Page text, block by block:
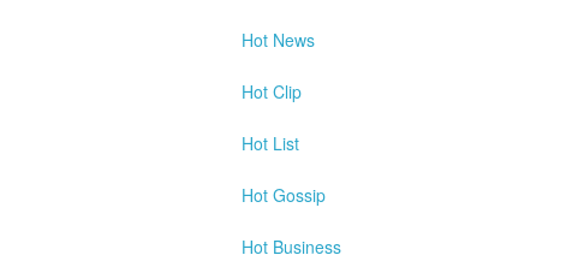
Hot News
Hot Clip
Hot List
Hot Gossip
Hot Business